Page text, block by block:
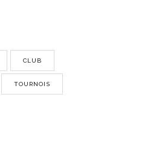
CLUB
TOURNOIS